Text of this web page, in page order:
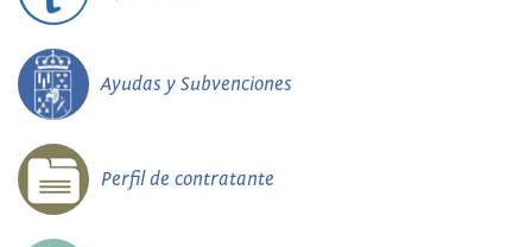
Ayudas y Subvenciones
Perfil de contratante